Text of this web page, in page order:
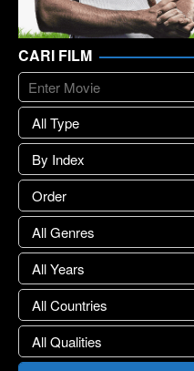
CARI FILM